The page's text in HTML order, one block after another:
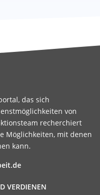
das sich
von
recherchiert
Möglichkeiten, mit denen
kann.
VERDIENEN